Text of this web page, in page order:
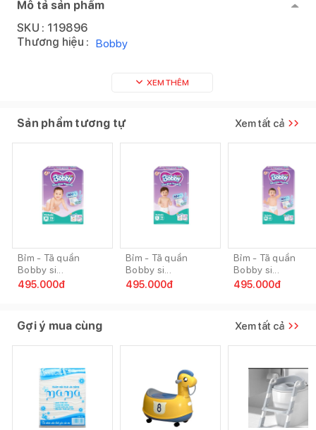
Mô tả sản phẩm
SKU : 119896
Thương hiệu : Bobby
XEM THÊM
Sản phẩm tương tự Xem tất cả
Bỉm - Tã quần
Bobby si...
495.000đ
Bỉm - Tã quần
Bobby si...
495.000đ
Bỉm - Tã quần
Bobby si...
495.000đ
Gợi ý mua cùng Xem tất cả